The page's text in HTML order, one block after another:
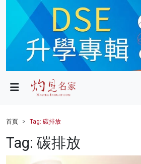
政局
財經
健康
首頁 Tag: 碳排放
Tag: 碳排放